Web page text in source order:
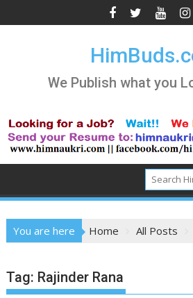
to
We Publish what you
You are here Home All Posts
Tag: Rajinder Rana